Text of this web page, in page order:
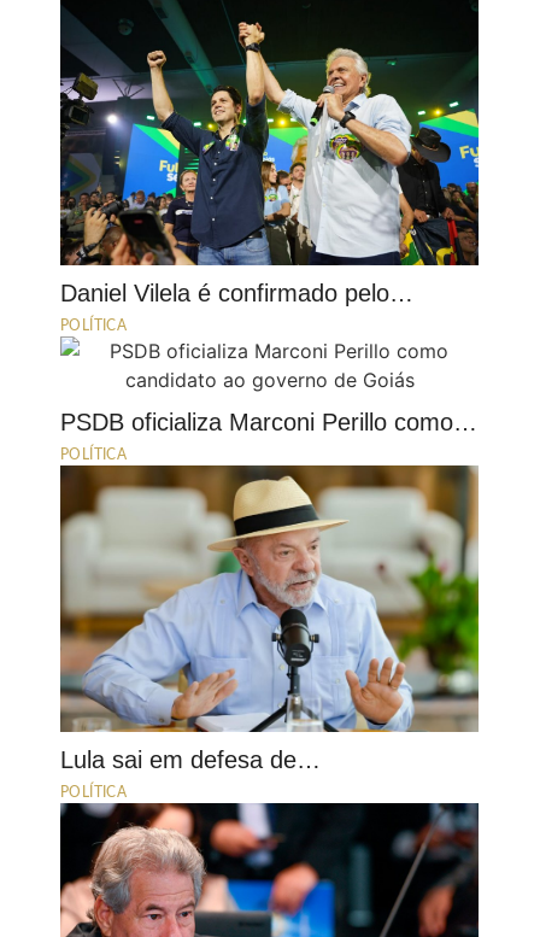
Daniel Vilela é confirmado pelo…
POLÍTICA
PSDB oficializa Marconi Perillo como…
POLÍTICA
Lula sai em defesa de…
POLÍTICA